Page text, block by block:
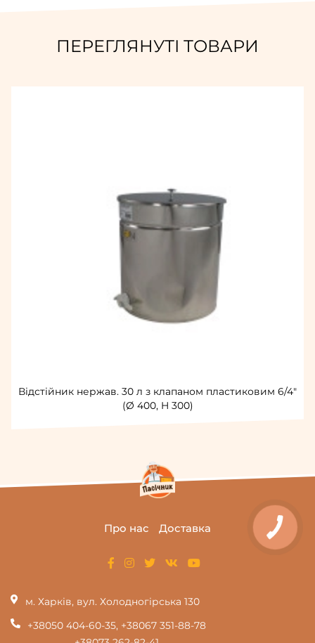
ПЕРЕГЛЯНУТІ ТОВАРИ
Відстійник нержав. 30 л з клапаном пластиковим 6/4"
(Ø 400, H 300)
Про нас Доставка
м. Харків, вул. Холодногірська 130
+38050 404-60-35, +38067 351-88-78